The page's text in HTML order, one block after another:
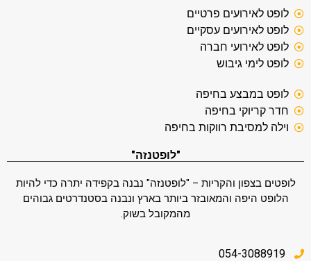
לופט לאירועים פרטיים
לופט לאירועים עסקיים
לופט לאירועי חברה
לופט לימי גיבוש
לופט במבצע בחיפה
חדר קריוקי בחיפה
וילה למסיבת רווקות בחיפה
"לופטנזה"
לופטים בצפון והקריות – "לופטנזה" נבנה בקפידה יתרה כדי להיות
הלופט היפה והמאובזר ביותר בארץ ונבנה בסטנדרטים גבוהים
מהמקובל בשוק.
054-3088919